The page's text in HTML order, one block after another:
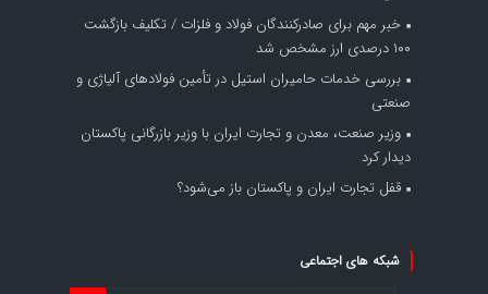
خبر مهم برای صادرکنندگان فولاد و فلزات / تکلیف بازگشت
۱۰۰ درصدی ارز مشخص شد
بررسی خدمات حامیران استیل در تأمین فولادهای آلیاژی و
صنعتی
وزیر صنعت، معدن و تجارت ایران با وزیر بازرگانی پاکستان
دیدار کرد
قفل تجارت ایران و پاکستان باز می‌شود؟
شبکه های اجتماعی